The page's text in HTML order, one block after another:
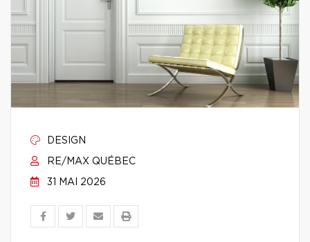
DESIGN
RE/MAX QUÉBEC
31 MAI 2026